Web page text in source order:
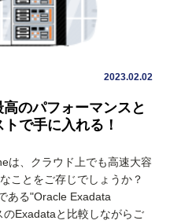
2023.02.02
のパフォーマンスと
で手に入れる！
は、クラウド上でも高速大容
ことをご存じでしょうか？
ある"Oracle Exadata
Exadataと比較しながらご